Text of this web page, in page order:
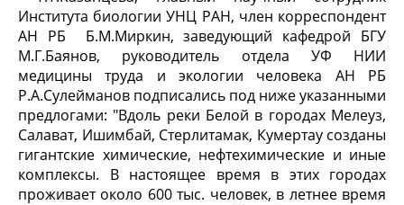
Института биологии УНЦ РАН, член корреспондент
АН РБ Б.М.Миркин, заведующий кафедрой БГУ
М.Г.Баянов, руководитель отдела УФ НИИ
медицины труда и экологии человека АН РБ
Р.А.Сулейманов подписались под ниже указанными
предлогами: "Вдоль реки Белой в городах Мелеуз,
Салават, Ишимбай, Стерлитамак, Кумертау созданы
гигантские химические, нефтехимические и иные
комплексы. В настоящее время в этих городах
проживает около 600 тыс. человек, в летнее время